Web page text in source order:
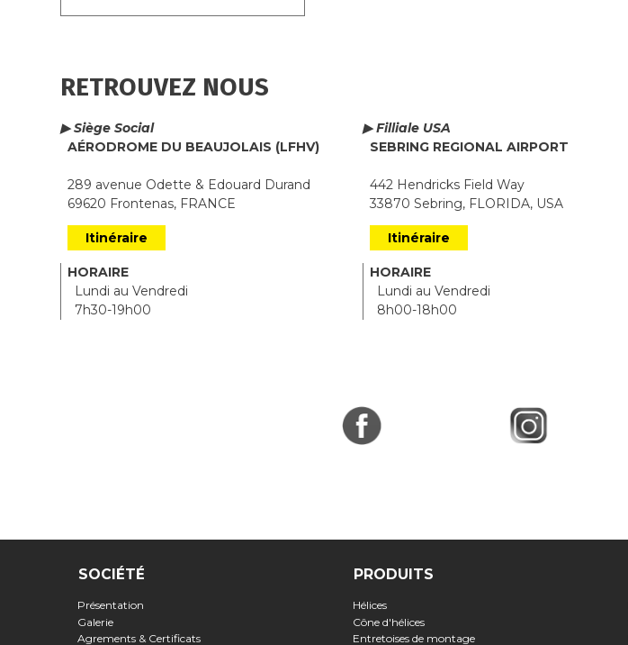
RETROUVEZ NOUS
▶ Siège Social
AÉRODROME DU BEAUJOLAIS (LFHV)
289 avenue Odette & Edouard Durand
69620 Frontenas, FRANCE
Itinéraire
HORAIRE
Lundi au Vendredi
7h30-19h00
▶ Filliale USA
SEBRING REGIONAL AIRPORT
442 Hendricks Field Way
33870 Sebring, FLORIDA, USA
Itinéraire
HORAIRE
Lundi au Vendredi
8h00-18h00
SOCIÉTÉ
Présentation
Galerie
Agrements & Certificats
PRODUITS
Hélices
Cône d'hélices
Entretoises de montage